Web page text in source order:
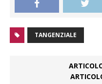
TANGENZIALE